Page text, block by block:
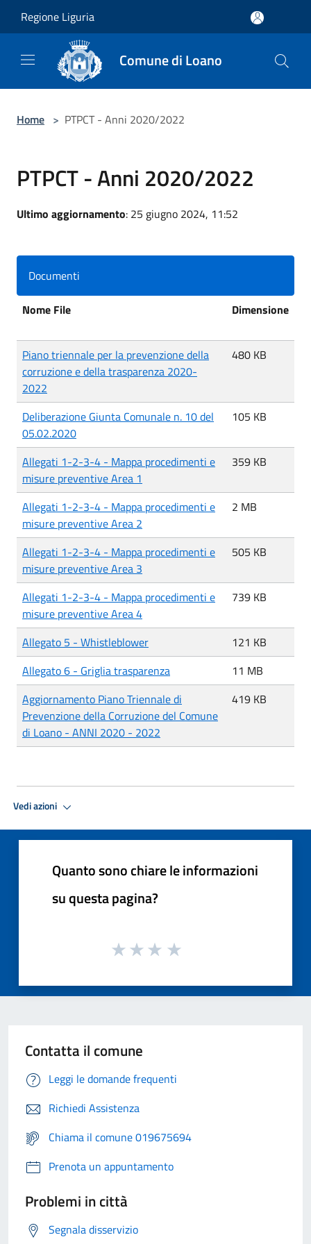
Regione Liguria
Comune di Loano
Home > PTPCT - Anni 2020/2022
PTPCT - Anni 2020/2022
Ultimo aggiornamento: 25 giugno 2024, 11:52
Documenti
Nome File Dimensione
Piano triennale per la prevenzione della
corruzione e della trasparenza 2020-
2022
480 KB
Deliberazione Giunta Comunale n. 10 del
05.02.2020
105 KB
Allegati 1-2-3-4 - Mappa procedimenti e
misure preventive Area 1
359 KB
Allegati 1-2-3-4 - Mappa procedimenti e
misure preventive Area 2
2 MB
Allegati 1-2-3-4 - Mappa procedimenti e
misure preventive Area 3
505 KB
Allegati 1-2-3-4 - Mappa procedimenti e
misure preventive Area 4
739 KB
Allegato 5 - Whistleblower
121 KB
Allegato 6 - Griglia trasparenza
11 MB
Aggiornamento Piano Triennale di
Prevenzione della Corruzione del Comune
di Loano - ANNI 2020 - 2022
419 KB
Vedi azioni
Quanto sono chiare le informazioni
su questa pagina?
Contatta il comune
Leggi le domande frequenti
Richiedi Assistenza
Chiama il comune 019675694
Prenota un appuntamento
Problemi in città
Segnala disservizio